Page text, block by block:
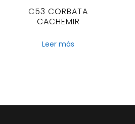
C53 CORBATA
CACHEMIR
Leer más